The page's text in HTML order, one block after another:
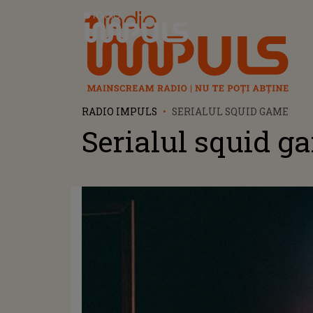
Radio Impuls
RADIO IMPULS SERIALUL SQUID GAME
Serialul squid